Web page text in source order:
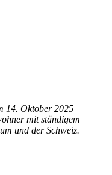
14. Oktober 2025
mit ständigem
und der Schweiz.